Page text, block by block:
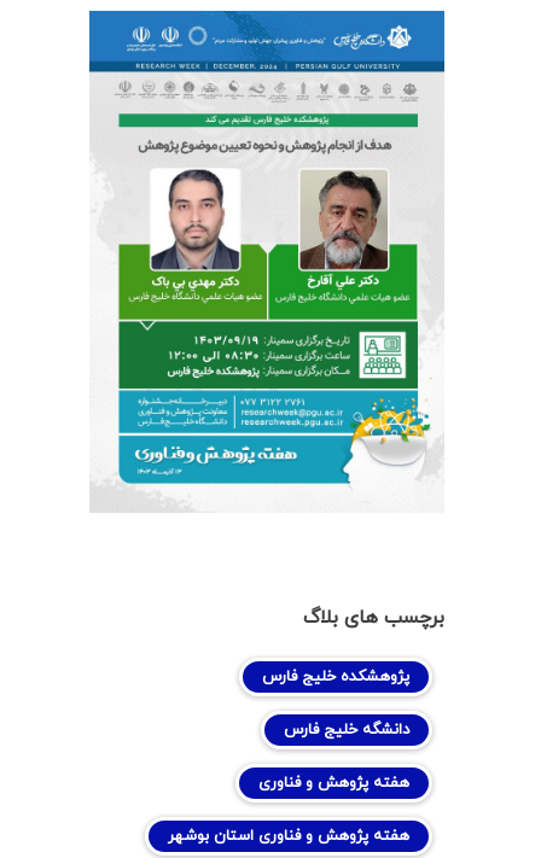
برچسب های بلاگ
پژوهشکده خلیج فارس
دانشگه خلیج فارس
هفته پژوهش و فناوری
هفته پژوهش و فناوری استان بوشهر